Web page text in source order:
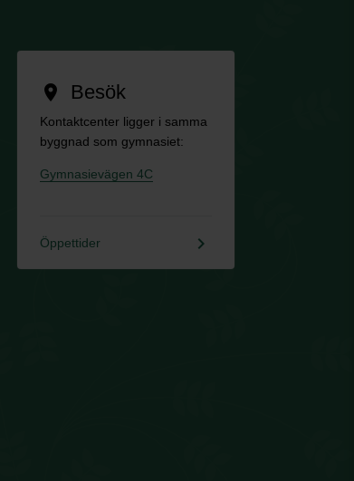
location_on Besök
Kontaktcenter ligger i samma
byggnad som gymnasiet:
Gymnasievägen 4C
Öppettider keyboard_arrow_right